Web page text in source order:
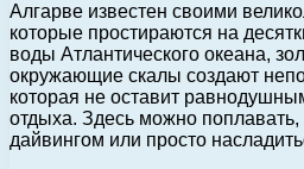
Алгарве известен своими
которые простираются на
воды Атлантического океана,
окружающие скалы создают
которая не оставит
отдыха. Здесь можно поплавать,
дайвингом или просто